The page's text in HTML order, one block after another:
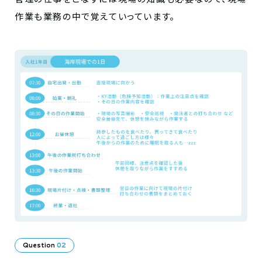
作業も業務の中で覚えていっています。
Question 02